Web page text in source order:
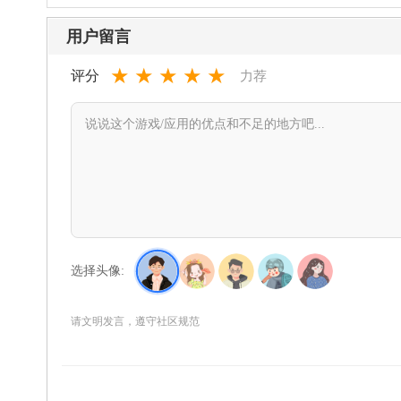
用户留言
评分 ★ ★ ★ ★ ★ 力荐
选择头像:
请文明发言，遵守社区规范